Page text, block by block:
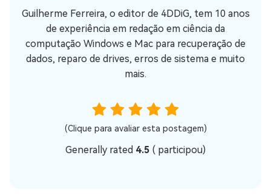
Guilherme Ferreira, o editor de 4DDiG, tem 10 anos
de experiência em redação em ciência da
computação Windows e Mac para recuperação de
dados, reparo de drives, erros de sistema e muito
mais.
(Clique para avaliar esta postagem)
Generally rated 4.5 ( participou)